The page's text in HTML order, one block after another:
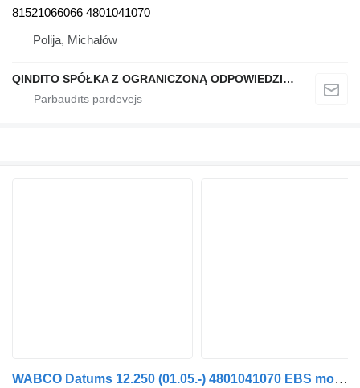
81521066066 4801041070
Polija, Michałów
QINDITO SPÓŁKA Z OGRANICZONĄ ODPOWIEDZIALNOŚCIĄ
WABCO Datums 12.250 (01.05.-) 4801041070 EBS modulators paredzēts MAN TGL, TGM, TGS, TGX (2005-2021) kravas automašīnas